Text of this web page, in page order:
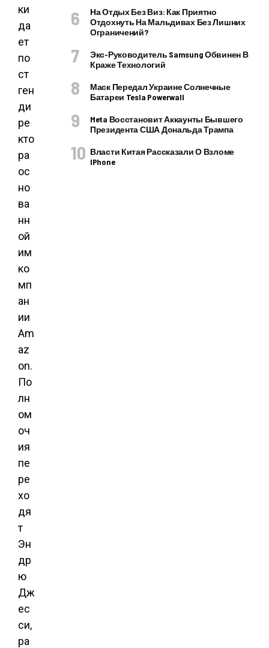
ки
да
ет
по
ст
ген
ди
ре
кто
ра
ос
но
ва
нн
ой
им
ко
мп
ан
ии
Am
az
on.
По
лн
ом
оч
ия
пе
ре
хо
дя
т
Эн
др
ю
Дж
ес
си,
ра
На Отдых Без Виз: Как Приятно
Отдохнуть На Мальдивах Без Лишних
Ограничений?
Экс-Руководитель Samsung Обвинен В
Краже Технологий
Маск Передал Украине Солнечные
Батареи Tesla Powerwall
Meta Восстановит Аккаунты Бывшего
Президента США Дональда Трампа
Власти Китая Рассказали О Взломе
IPhone